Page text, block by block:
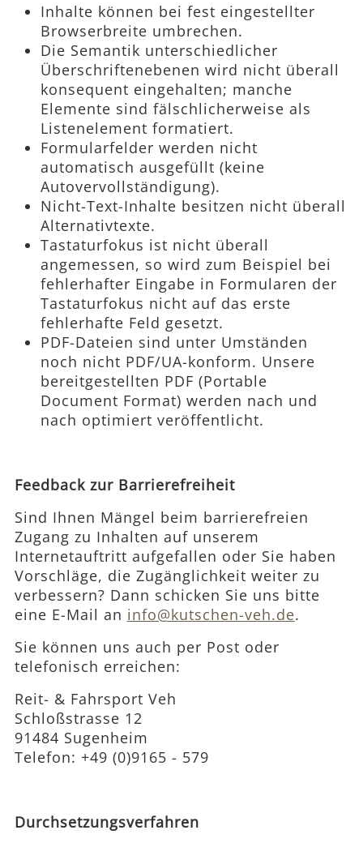
Inhalte können bei fest eingestellter
Browserbreite umbrechen.
Die Semantik unterschiedlicher
Überschriftenebenen wird nicht überall
konsequent eingehalten; manche
Elemente sind fälschlicherweise als
Listenelement formatiert.
Formularfelder werden nicht
automatisch ausgefüllt (keine
Autovervollständigung).
Nicht-Text-Inhalte besitzen nicht überall
Alternativtexte.
Tastaturfokus ist nicht überall
angemessen, so wird zum Beispiel bei
fehlerhafter Eingabe in Formularen der
Tastaturfokus nicht auf das erste
fehlerhafte Feld gesetzt.
PDF-Dateien sind unter Umständen
noch nicht PDF/UA-konform. Unsere
bereitgestellten PDF
werden nach und
nach optimiert veröffentlicht.
Feedback zur Barrierefreiheit
Sind Ihnen Mängel beim barrierefreien
Zugang zu Inhalten auf unserem
Internetauftritt aufgefallen oder Sie haben
Vorschläge, die Zugänglichkeit weiter zu
verbessern? Dann schicken Sie uns bitte
eine E-Mail an info@kutschen-veh.de.
Sie können uns auch per Post oder
telefonisch erreichen:
Reit- & Fahrsport Veh
Schloßstrasse 12
91484 Sugenheim
Telefon: +49 (0)9165 - 579
Durchsetzungsverfahren